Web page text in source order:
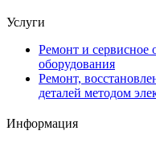
Услуги
Ремонт и сервисное
оборудования
Ремонт,
деталей методом
Информация